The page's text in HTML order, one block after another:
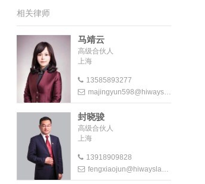
相关律师
马靖云
高级合伙人
上海
13585893277
majingyun598@hiwayslaw.com
封晓骏
高级合伙人
上海
13918909828
fengxiaojun@hiwayslaw.com